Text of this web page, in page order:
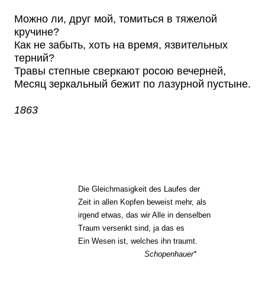
Можно ли, друг мой, томиться в тяжелой
кручине?
Как не забыть, хоть на время, язвительных
терний?
Травы степные сверкают росою вечерней,
Месяц зеркальный бежит по лазурной пустыне.
1863
Die Gleichmasigkeit des Laufes der
Zeit in allen Kopfen beweist mehr, als
irgend etwas, das wir Alle in denselben
Traum versenkt sind, ja das es
Ein Wesen ist, welches ihn traumt.
Schopenhauer*